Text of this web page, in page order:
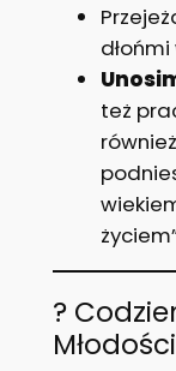
też
?
Młodości